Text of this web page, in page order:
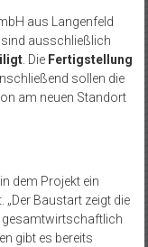
aus Langenfeld
sind ausschließlich
. Die Fertigstellung
sollen die
am neuen Standort
dem Projekt ein
Baustart zeigt die
gesamtwirtschaftlich
gibt es bereits